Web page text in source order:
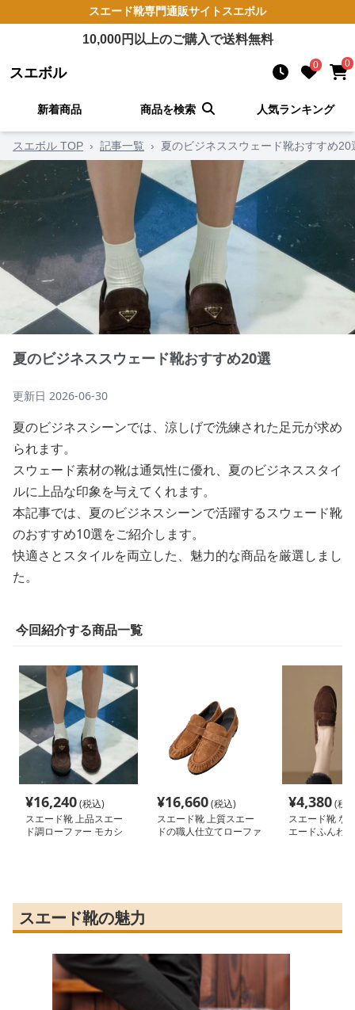
スエード靴専門通販サイト スエボル
10,000円以上のご購入で送料無料
スエボル 0 0
新着商品 商品を検索 人気ランキング
スエボル TOP › 記事一覧 › 夏のビジネススウェード靴おすすめ20
夏のビジネススウェード靴おすすめ20選
更新日 2026-06-30
夏のビジネスシーンでは、涼しげで洗練された足元が求め
られます。
スウェード素材の靴は通気性に優れ、夏のビジネススタイ
ルに上品な印象を与えてくれます。
本記事では、夏のビジネスシーンで活躍するスウェード靴
のおすすめ10選をご紹介します。
快適さとスタイルを両立した、魅力的な商品を厳選しまし
た。
今回紹介する商品一覧
¥16,240(税込)
スエード靴 上品スエー
ド調ローファー モカシ
¥16,660(税込)
スエード靴 上質スエー
ドの職人仕立てローファ
¥4,380(税
スエード靴 な
エードふんわ
スエード靴の魅力